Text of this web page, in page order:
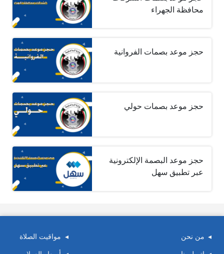
محافظة الجهراء
حجز موعد بصمات الفروانية
حجز موعد بصمات حولي
حجز موعد البصمة الإلكترونية
عبر تطبيق سهل
من نحن مواقيت الصلاة